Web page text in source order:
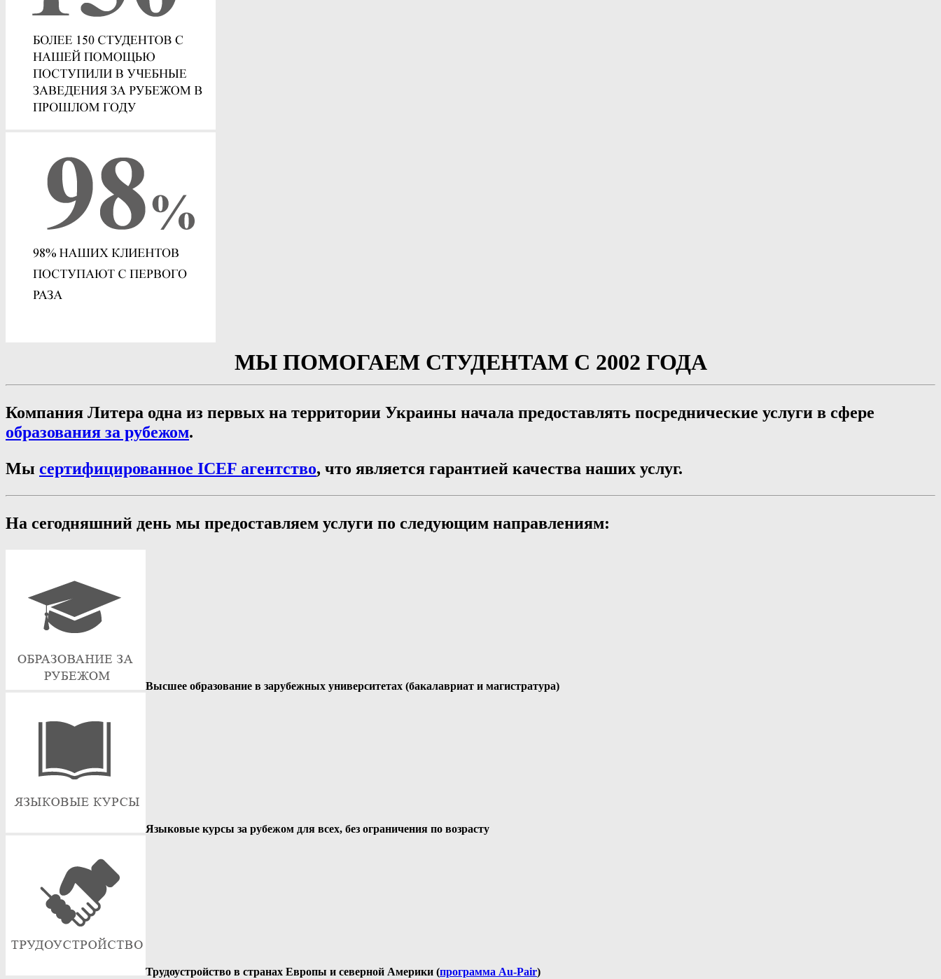
МЫ ПОМОГАЕМ СТУДЕНТАМ С 2002 ГОДА
Компания Литера одна из первых на территории Украины начала предоставлять посреднические услуги в сфере
образования за рубежом.
Мы сертифицированное ICEF агентство, что является гарантией качества наших услуг.
На сегодняшний день мы предоставляем услуги по следующим направлениям:
Высшее образование в зарубежных университетах (бакалавриат и магистратура)
Языковые курсы за рубежом для всех, без ограничения по возрасту
Трудоустройство в странах Европы и северной Америки (программа Au-Pair)